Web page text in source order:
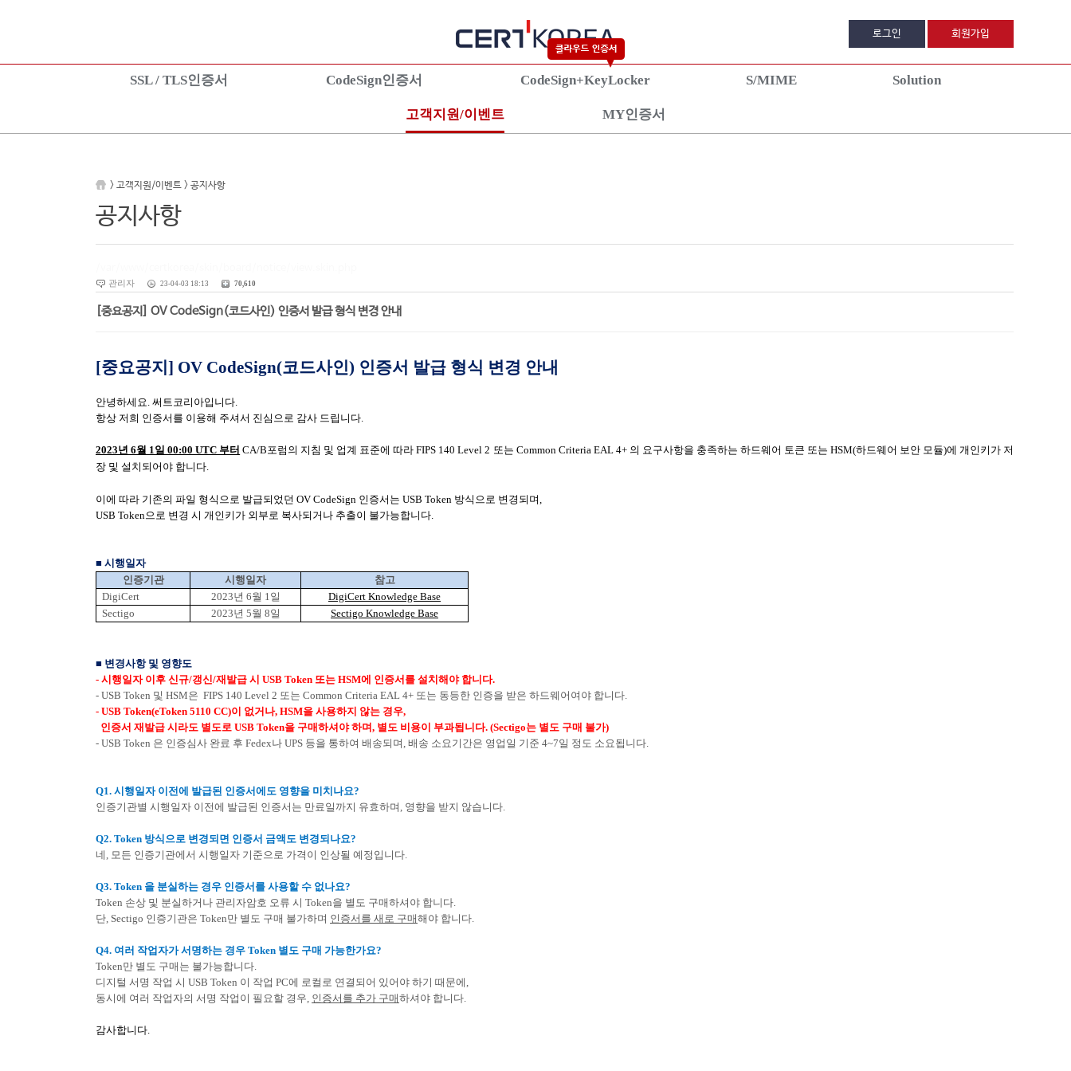
로그인 회원가입
SSL / TLS인증서 CodeSign인증서 CodeSign+KeyLocker S/MIME Solution
고객지원/이벤트 MY인증서
설치가이드
TEST 인증서 신청
KeyLocker란?
> 고객지원/이벤트 > 공지사항
공지사항
관리자 23-04-03 18:13 70,610
[중요공지] OV CodeSign(코드사인) 인증서 발급 형식 변경 안내
[중요공지 ] OV CodeSign(코드사인) 인증서 발급 형식 변경 안내
안녕하세요. 써트코리아입니다.
항상 저희 인증서를 이용해 주셔서 진심으로 감사 드립니다.
2023년 6월 1일 00:00 UTC 부터 CA/B포럼의 지침 및 업계 표준에 따라 FIPS 140 Level 2 또는 Common Criteria EAL 4+ 의 요구사항을 충족하는 하드웨어 토큰 또는 HSM(하드웨어 보안 모듈)에 개인키가 저
장 및 설치되어야 합니다.
이에 따라 기존의 파일 형식으로 발급되었던 OV CodeSign 인증서는 USB Token 방식으로 변경되며,
USB Token으로 변경 시 개인키가 외부로 복사되거나 추출이 불가능합니다.
■ 시행일자
인증기관
시행일자
참고
DigiCert
2023년 6월 1일
DigiCert Knowledge Base
Sectigo
2023년 5월 8일 Sectigo Knowledge Base
■ 변경사항 및 영향도
- 시행일자 이후 신규/갱신/재발급 시 USB Token 또는 HSM에 인증서를 설치해야 합니다.
- USB Token 및 HSM은 FIPS 140 Level 2 또는 Common Criteria EAL 4+ 또는 동등한 인증을 받은 하드웨어여야 합니다.
- USB Token(eToken 5110 CC)이 없거나, HSM을 사용하지 않는 경우,
인증서 재발급 시라도 별도로 USB Token을 구매하셔야 하며 , 별도 비용이 부과됩니다. (Sectigo는 별도 구매 불가)
- USB Token 은 인증심사 완료 후 Fedex나 UPS 등을 통하여 배송되며 , 배송 소요기간은 영업일 기준 4~7일 정도 소요됩니다.
Q1. 시행일자 이전에 발급된 인증서에도 영향을 미치나요?
인증기관별 시행일자 이전에 발급된 인증서는 만료일까지 유효하며 , 영향을 받지 않습니다.
Q2. Token 방식으로 변경되면 인증서 금액도 변경되나요?
네 , 모든 인증기관에서 시행일자 기준으로 가격이 인상될 예정입니다.
Q3. Token 을 분실하는 경우 인증서를 사용할 수 없나요?
Token 손상 및 분실하거나 관리자암호 오류 시 Token을 별도 구매하셔야 합니다.
단, Sectigo 인증기관은 Token만 별도 구매 불가하며 인증서를 새로 구매해야 합니다.
Q4. 여러 작업자가 서명하는 경우 Token 별도 구매 가능한가요?
Token만 별도 구매는 불가능합니다.
디지털 서명 작업 시 USB Token 이 작업 PC에 로컬로 연결되어 있어야 하기 때문에 ,
동시에 여러 작업자의 서명 작업이 필요할 경우, 인증서를 추가 구매하셔야 합니다.
감사합니다.